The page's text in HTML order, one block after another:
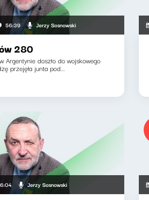
56:39 Jerzy Sosnowski
280
Argentynie doszło do wojskowego
przejęła junta pod...
Jerzy Sosnowski